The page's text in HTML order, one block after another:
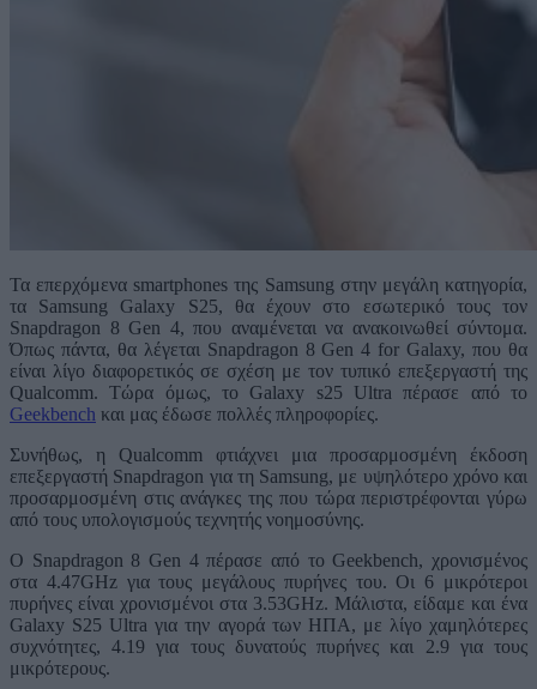
Τα επερχόμενα smartphones της Samsung στην μεγάλη κατηγορία,
τα Samsung Galaxy S25, θα έχουν στο εσωτερικό τους τον
Snapdragon 8 Gen 4, που αναμένεται να ανακοινωθεί σύντομα.
Όπως πάντα, θα λέγεται Snapdragon 8 Gen 4 for Galaxy, που θα
είναι λίγο διαφορετικός σε σχέση με τον τυπικό επεξεργαστή της
Qualcomm. Τώρα όμως, το Galaxy s25 Ultra πέρασε από το
Geekbench και μας έδωσε πολλές πληροφορίες.
Συνήθως, η Qualcomm φτιάχνει μια προσαρμοσμένη έκδοση
επεξεργαστή Snapdragon για τη Samsung, με υψηλότερο χρόνο και
προσαρμοσμένη στις ανάγκες της που τώρα περιστρέφονται γύρω
από τους υπολογισμούς τεχνητής νοημοσύνης.
O Snapdragon 8 Gen 4 πέρασε από το Geekbench, χρονισμένος
στα 4.47GHz για τους μεγάλους πυρήνες του. Οι 6 μικρότεροι
πυρήνες είναι χρονισμένοι στα 3.53GHz. Μάλιστα, είδαμε και ένα
Galaxy S25 Ultra για την αγορά των ΗΠΑ, με λίγο χαμηλότερες
συχνότητες, 4.19 για τους δυνατούς πυρήνες και 2.9 για τους
μικρότερους.